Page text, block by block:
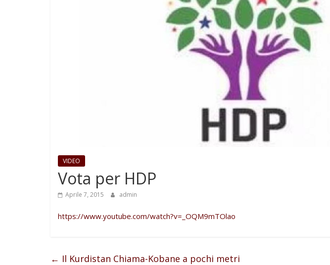
VIDEO
Vota per HDP
Aprile 7, 2015 admin
https://www.youtube.com/watch?v=_OQM9mTOlao
← Il Kurdistan Chiama-Kobane a pochi metri